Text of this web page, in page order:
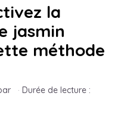
la
jasmin
méthode
· Durée de lecture :